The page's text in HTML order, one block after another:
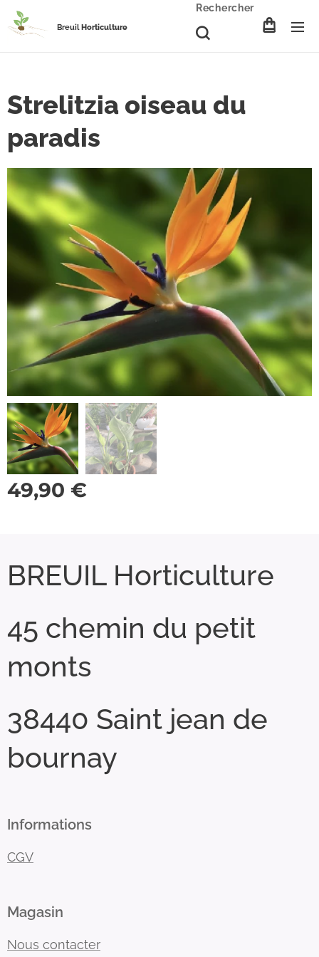
BreuilHorticulture
Rechercher
Strelitzia oiseau du
paradis
49,90 €
BREUIL Horticulture
45 chemin du petit
monts
38440 Saint jean de
bournay
Informations
CGV
Magasin
Nous contacter